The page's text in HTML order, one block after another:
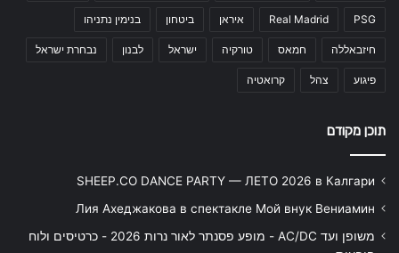
PSG
Real Madrid איראן ביטחון בנימין נתניהו
חיזבאללה חמאס טורקיה ישראל לבנון נבחרת ישראל
פיגוע צהל קרואטיה
תוכן מקודם
SHEEP.CO DANCE PARTY — ЛЕТО 2026 в Калгари
Лия Ахеджакова в спектакле Мой внук Вениамин
משופן ועד AC/DC - מופע פסנתר לאור נרות 2026 - כרטיסים ולוח